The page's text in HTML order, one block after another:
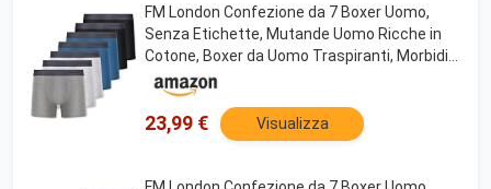
FM London Confezione da 7 Boxer Uomo,
Senza Etichette, Mutande Uomo Ricche in
Cotone, Boxer da Uomo Traspiranti, Morbidi
ed Elastici, Multicolore, M
23,99 € Visualizza